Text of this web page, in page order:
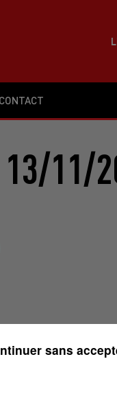
CONTACT
13/11/
sans